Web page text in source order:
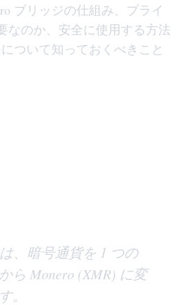
ブリッジの仕組み、プライ
なのか、安全に使用する方法
ついて知っておくべきこと
、暗号通貨を 1 つの
ら Monero (XMR) に変
。